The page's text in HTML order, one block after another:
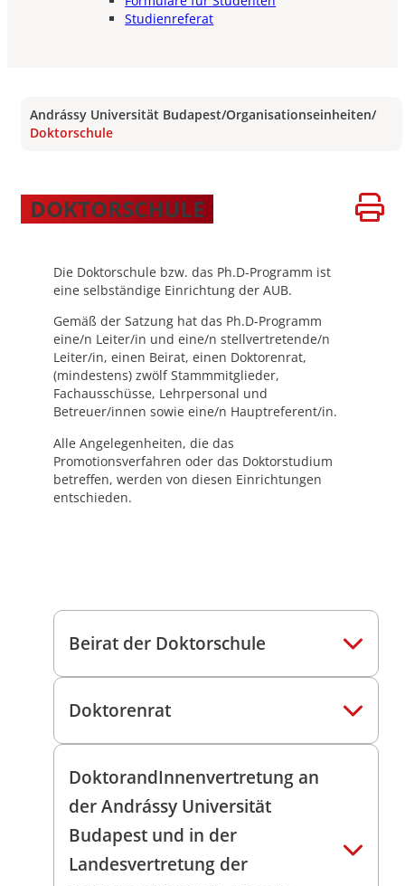
Studienreferat
Andrássy Universität Budapest/Organisationseinheiten/
Doktorschule
DOKTORSCHULE
Die Doktorschule bzw. das Ph.D-Programm ist
eine selbständige Einrichtung der AUB.
Gemäß der Satzung hat das Ph.D-Programm
eine/n Leiter/in und eine/n stellvertretende/n
Leiter/in, einen Beirat, einen Doktorenrat,
(mindestens) zwölf Stammmitglieder,
Fachausschüsse, Lehrpersonal und
Betreuer/innen sowie eine/n Hauptreferent/in.
Alle Angelegenheiten, die das
Promotionsverfahren oder das Doktorstudium
betreffen, werden von diesen Einrichtungen
entschieden.
Beirat der Doktorschule
Doktorenrat
DoktorandInnenvertretung an
der Andrássy Universität
Budapest und in der
Landesvertretung der